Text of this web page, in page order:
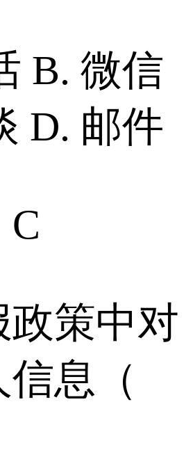
B. 微信
D. 邮件
政策中对
息（